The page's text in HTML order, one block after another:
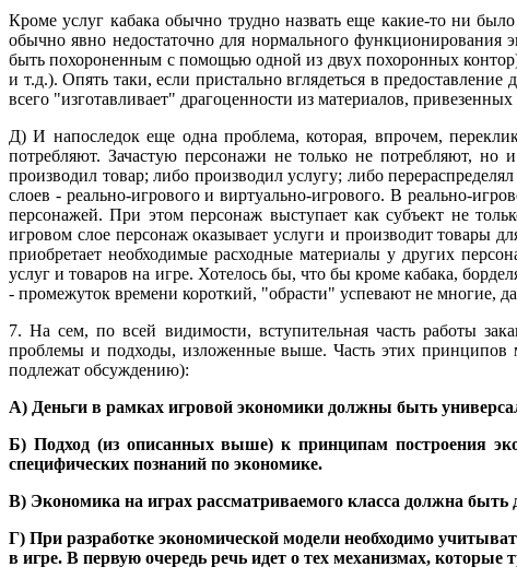
Кроме услуг кабака обычно трудно назвать еще какие-то ни
обычно явно недостаточно для нормального функционирования
быть похороненным с помощью одной из двух похоронных
и т.д.). Опять таки, если пристально вглядеться в
всего "изготавливает" драгоценности из материалов,
Д) И напоследок еще одна проблема, которая, впрочем,
потребляют. Зачастую персонажи не только не потребляют,
производил товар; либо производил услугу; либо
слоев - реально-игрового и виртуально-игрового. В реально-
персонажей. При этом персонаж выступает как субъект не
игровом слое персонаж оказывает услуги и производит товары
приобретает необходимые расходные материалы у других
услуг и товаров на игре. Хотелось бы, что бы кроме кабака,
- промежуток времени короткий, "обрасти" успевают не многие,
7. На сем, по всей видимости, вступительная часть работы
проблемы и подходы, изложенные выше. Часть этих принципов
подлежат обсуждению):
А) Деньги в рамках игровой экономики должны быть
Б) Подход (из описанных выше) к принципам построения
специфических познаний по экономике.
В) Экономика на играх рассматриваемого класса должна
Г) При разработке экономической модели необходимо
в игре. В первую очередь речь идет о тех механизмах, которые